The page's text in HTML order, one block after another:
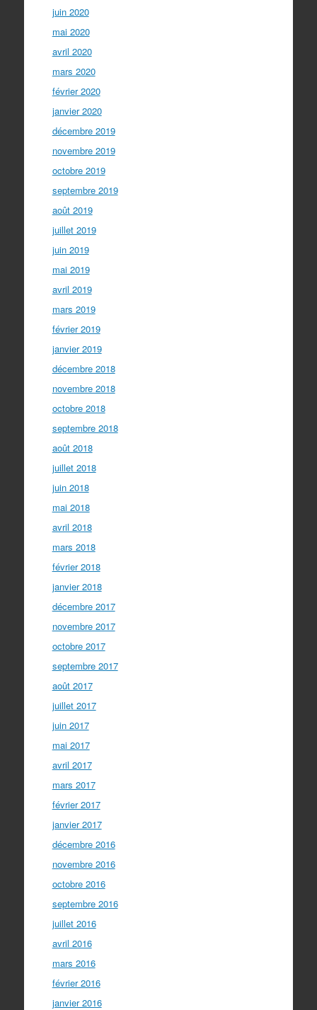
juin 2020
mai 2020
avril 2020
mars 2020
février 2020
janvier 2020
décembre 2019
novembre 2019
octobre 2019
septembre 2019
août 2019
juillet 2019
juin 2019
mai 2019
avril 2019
mars 2019
février 2019
janvier 2019
décembre 2018
novembre 2018
octobre 2018
septembre 2018
août 2018
juillet 2018
juin 2018
mai 2018
avril 2018
mars 2018
février 2018
janvier 2018
décembre 2017
novembre 2017
octobre 2017
septembre 2017
août 2017
juillet 2017
juin 2017
mai 2017
avril 2017
mars 2017
février 2017
janvier 2017
décembre 2016
novembre 2016
octobre 2016
septembre 2016
juillet 2016
avril 2016
mars 2016
février 2016
janvier 2016